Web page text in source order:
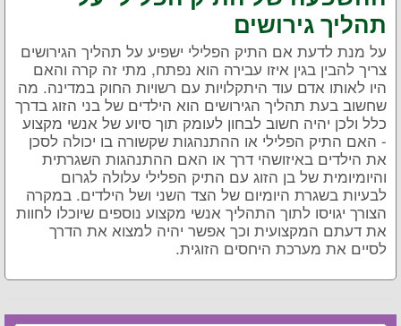
תהליך גירושים
על מנת לדעת אם התיק הפלילי ישפיע על תהליך הגירושים
צריך להבין בגין איזו עבירה הוא נפתח, מתי זה קרה והאם
היו לאותו אדם עוד היתקלויות עם רשויות החוק במדינה. מה
שחשוב בעת תהליך הגירושים הוא הילדים של בני הזוג בדרך
כלל ולכן יהיה חשוב לבחון לעומק תוך סיוע של אנשי מקצוע
- האם התיק הפלילי או ההתנהגות שקשורה בו יכולה לסכן
את הילדים באיזושהי דרך או האם ההתנהגות השגרתית
והיומיומית של בן הזוג עם התיק הפלילי עלולה לגרום
לבעיות בשגרת היומיום של הצד השני ושל הילדים. במקרה
הצורך יגויסו לתוך התהליך אנשי מקצוע נוספים שיוכלו לחוות
את דעתם המקצועית וכך אפשר יהיה למצוא את הדרך
לסיים את מערכת היחסים הזוגית.